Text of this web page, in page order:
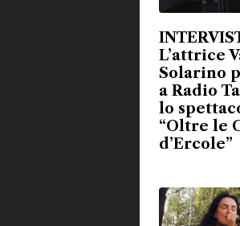
L’attrice
Solarino
a Radio
lo
“Oltre le
d’Ercole”